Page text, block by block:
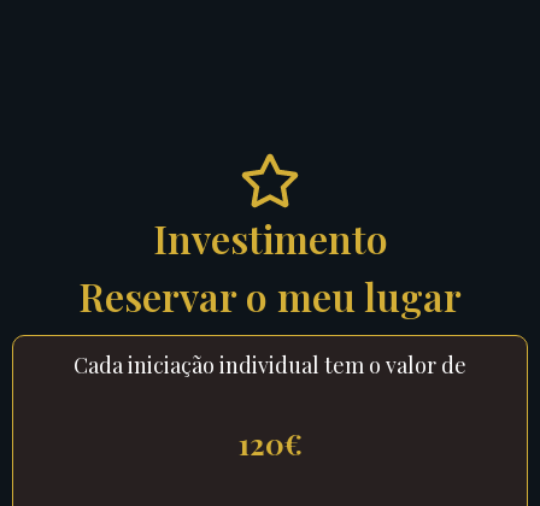
Investimento
Reservar o meu lugar
Cada iniciação individual tem o valor de
120€